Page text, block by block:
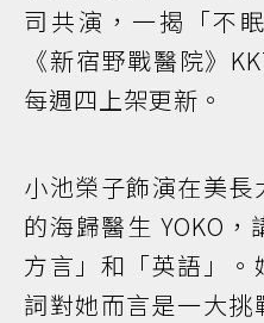
司共演，一揭「不
《新宿野戰醫院》
每週四上架更新。
小池榮子飾演在美
的海歸醫生 YOKO
方言」和「英語」
詞對她而言是一大